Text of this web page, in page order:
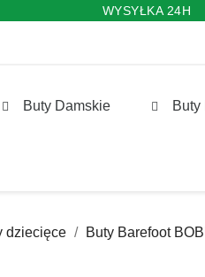
WYSYŁKA 24H
Buty Damskie Buty
dziecięce Buty Barefoot